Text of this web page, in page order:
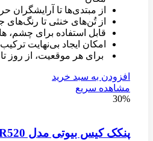
از مبتدی‌ها تا آرایشگران
از تُن‌های خنثی تا رنگ‌های
قابل استفاده برای چشم،
امکان ایجاد بی‌نهایت
برای هر موقعیت، از روز
افزودن به سبد خرید
مشاهده سریع
30%
پنکک کیس بیوتی مدل R520